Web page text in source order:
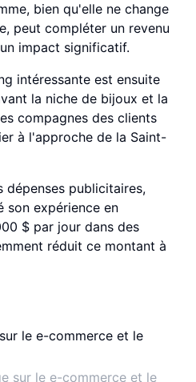
bien qu'elle ne change
peut compléter un revenu
impact significatif.
intéressante est ensuite
la niche de bijoux et la
compagnes des clients
à l'approche de la Saint-
dépenses publicitaires,
son expérience en
$ par jour dans des
réduit ce montant à
sur le e-commerce et le